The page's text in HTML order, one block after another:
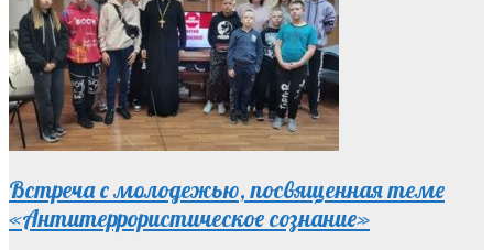
Встреча с молодежью, посвященная теме
«Антитеррористическое сознание»